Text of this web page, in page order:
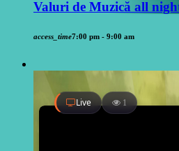
Valuri de Muzică all
access_time7:00 pm - 9:00 am